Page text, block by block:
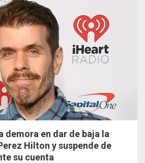
demora en dar de baja la
Hilton y suspende de
su cuenta